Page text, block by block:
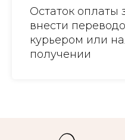
Остаток оплаты
внести
курьером или
получении